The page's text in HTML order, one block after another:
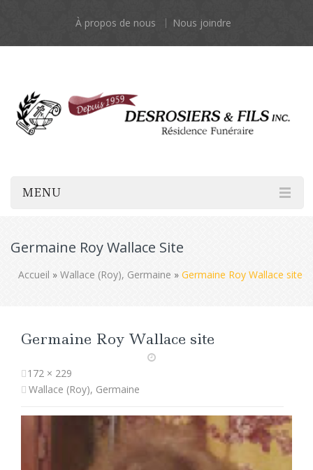
À propos de nous Nous joindre
MENU
Germaine Roy Wallace Site
Accueil » Wallace (Roy), Germaine » Germaine Roy Wallace site
Germaine Roy Wallace site
172 × 229
Wallace (Roy), Germaine